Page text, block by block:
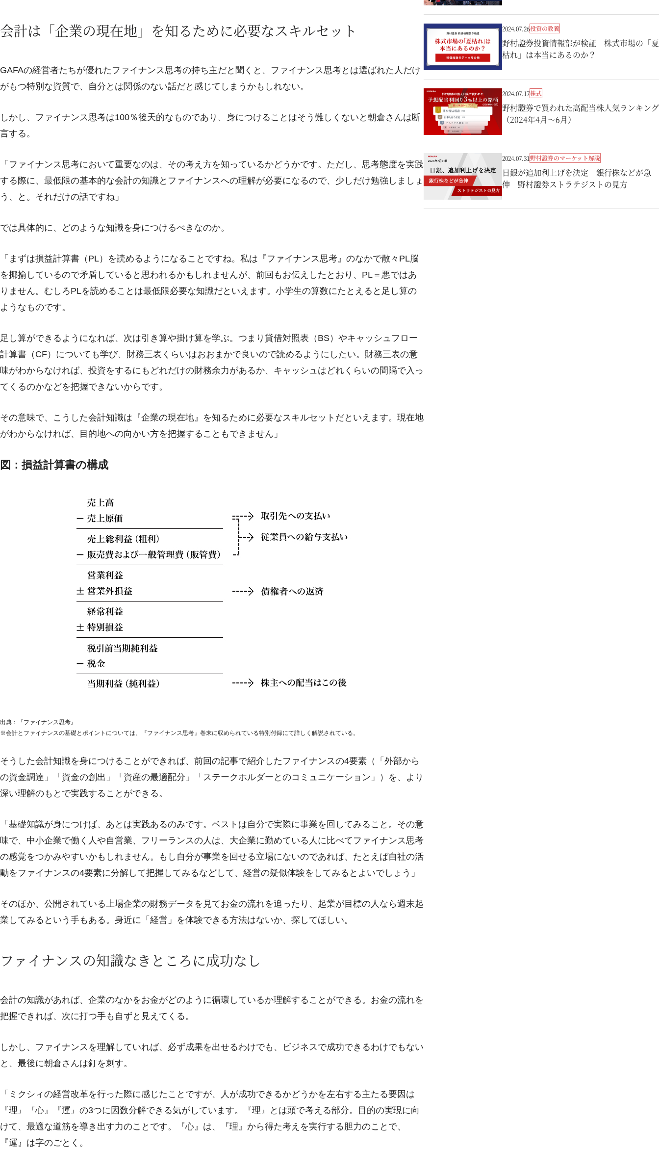
会計は「企業の現在地」を知るために必要なスキルセット
GAFAの経営者たちが優れたファイナンス思考の持ち主だと聞くと、ファイナンス思考とは選ばれた人だけ
がもつ特別な資質で、自分とは関係のない話だと感じてしまうかもしれない。
しかし、ファイナンス思考は100％後天的なものであり、身につけることはそう難しくないと朝倉さんは断
言する。
「ファイナンス思考において重要なのは、その考え方を知っているかどうかです。ただし、思考態度を実践
する際に、最低限の基本的な会計の知識とファイナンスへの理解が必要になるので、少しだけ勉強しましょ
う、と。それだけの話ですね」
では具体的に、どのような知識を身につけるべきなのか。
「まずは損益計算書（PL）を読めるようになることですね。私は『ファイナンス思考』のなかで散々PL脳
を揶揄しているので矛盾していると思われるかもしれませんが、前回もお伝えしたとおり、PL＝悪ではあ
りません。むしろPLを読めることは最低限必要な知識だといえます。小学生の算数にたとえると足し算の
ようなものです。
足し算ができるようになれば、次は引き算や掛け算を学ぶ。つまり貸借対照表（BS）やキャッシュフロー
計算書（CF）についても学び、財務三表くらいはおおまかで良いので読めるようにしたい。財務三表の意
味がわからなければ、投資をするにもどれだけの財務余力があるか、キャッシュはどれくらいの間隔で入っ
てくるのかなどを把握できないからです。
その意味で、こうした会計知識は『企業の現在地』を知るために必要なスキルセットだといえます。現在地
がわからなければ、目的地への向かい方を把握することもできません」
図：損益計算書の構成
出典：『ファイナンス思考』
※会計とファイナンスの基礎とポイントについては、『ファイナンス思考』巻末に収められている特別付録にて詳しく解説されている。
そうした会計知識を身につけることができれば、前回の記事で紹介したファイナンスの4要素（「外部から
の資金調達」「資金の創出」「資産の最適配分」「ステークホルダーとのコミュニケーション」）を、より
深い理解のもとで実践することができる。
「基礎知識が身につけば、あとは実践あるのみです。ベストは自分で実際に事業を回してみること。その意
味で、中小企業で働く人や自営業、フリーランスの人は、大企業に勤めている人に比べてファイナンス思考
の感覚をつかみやすいかもしれません。もし自分が事業を回せる立場にないのであれば、たとえば自社の活
動をファイナンスの4要素に分解して把握してみるなどして、経営の疑似体験をしてみるとよいでしょう」
そのほか、公開されている上場企業の財務データを見てお金の流れを追ったり、起業が目標の人なら週末起
業してみるという手もある。身近に「経営」を体験できる方法はないか、探してほしい。
ファイナンスの知識なきところに成功なし
会計の知識があれば、企業のなかをお金がどのように循環しているか理解することができる。お金の流れを
把握できれば、次に打つ手も自ずと見えてくる。
しかし、ファイナンスを理解していれば、必ず成果を出せるわけでも、ビジネスで成功できるわけでもない
と、最後に朝倉さんは釘を刺す。
「ミクシィの経営改革を行った際に感じたことですが、人が成功できるかどうかを左右する主たる要因は
『理』『心』『運』の3つに因数分解できる気がしています。『理』とは頭で考える部分。目的の実現に向
けて、最適な道筋を導き出す力のことです。『心』は、『理』から得た考えを実行する胆力のことで、
『運』は字のごとく。
2024.07.26投資の教養
野村證券投資情報部が検証 株式市場の「夏
枯れ」は本当にあるのか？
2024.07.17株式
野村證券で買われた高配当株人気ランキング
（2024年4月～6月）
2024.07.31野村證券のマーケット解説
日銀が追加利上げを決定 銀行株などが急
伸 野村證券ストラテジストの見方